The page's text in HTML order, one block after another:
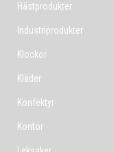
Hästprodukter
Industriprodukter
Klockor
Kläder
Konfektyr
Kontor